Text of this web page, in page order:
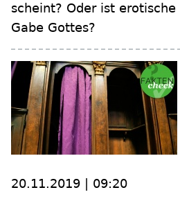
scheint? Oder ist
Gabe Gottes?
20.11.2019 | 09:20